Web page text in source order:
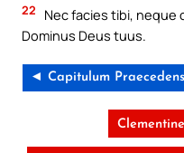
22
Nec facies tibi,
Dominus Deus tuus.
◄ Capitulum Praecedens